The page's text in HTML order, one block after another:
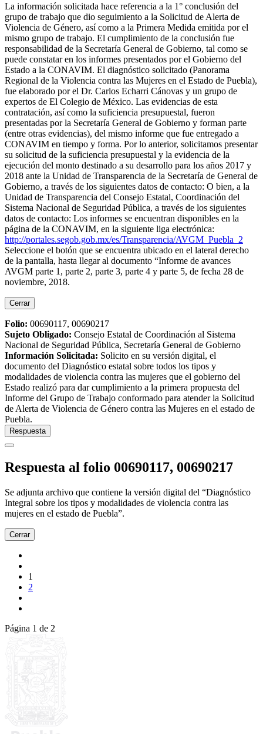
La información solicitada hace referencia a la 1° conclusión del
grupo de trabajo que dio seguimiento a la Solicitud de Alerta de
Violencia de Género, así como a la Primera Medida emitida por el
mismo grupo de trabajo. El cumplimiento de la conclusión fue
responsabilidad de la Secretaría General de Gobierno, tal como se
puede constatar en los informes presentados por el Gobierno del
Estado a la CONAVIM. El diagnóstico solicitado (Panorama
Regional de la Violencia contra las Mujeres en el Estado de Puebla),
fue elaborado por el Dr. Carlos Echarri Cánovas y un grupo de
expertos de El Colegio de México. Las evidencias de esta
contratación, así como la suficiencia presupuestal, fueron
presentadas por la Secretaría General de Gobierno y forman parte
(entre otras evidencias), del mismo informe que fue entregado a
CONAVIM en tiempo y forma. Por lo anterior, solicitamos presentar
su solicitud de la suficiencia presupuestal y la evidencia de la
ejecución del monto destinado a su desarrollo para los años 2017 y
2018 ante la Unidad de Transparencia de la Secretaría de General de
Gobierno, a través de los siguientes datos de contacto: O bien, a la
Unidad de Transparencia del Consejo Estatal, Coordinación del
Sistema Nacional de Seguridad Pública, a través de los siguientes
datos de contacto: Los informes se encuentran disponibles en la
página de la CONAVIM, en la siguiente liga electrónica:
http://portales.segob.gob.mx/es/Transparencia/AVGM_Puebla_2
Seleccione el botón que se encuentra ubicado en el lateral derecho
de la pantalla, hasta llegar al documento “Informe de avances
AVGM parte 1, parte 2, parte 3, parte 4 y parte 5, de fecha 28 de
noviembre, 2018.
Cerrar
Folio: 00690117, 00690217
Sujeto Obligado: Consejo Estatal de Coordinación al Sistema
Nacional de Seguridad Pública, Secretaría General de Gobierno
Información Solicitada: Solicito en su versión digital, el
documento del Diagnóstico estatal sobre todos los tipos y
modalidades de violencia contra las mujeres que el gobierno del
Estado realizó para dar cumplimiento a la primera propuesta del
Informe del Grupo de Trabajo conformado para atender la Solicitud
de Alerta de Violencia de Género contra las Mujeres en el estado de
Puebla.
Respuesta
Respuesta al folio 00690117, 00690217
Se adjunta archivo que contiene la versión digital del “Diagnóstico
Integral sobre los tipos y modalidades de violencia contra las
mujeres en el estado de Puebla”.
Cerrar
1
2
Página 1 de 2